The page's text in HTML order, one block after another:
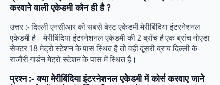
करवाने वाली एकेडमी कौन ही है ?
उत्तर :- दिल्ली एनसीआर की सबसे बेस्ट एकेडमी मेरीबिंदिया इंटरनेशनल
एकेडमी है। मेरीबिंदिया इंटरनेशनल एकेडमी की 2 ब्राँच है एक ब्रांच नोएडा
सेक्टर 18 मेट्रो स्टेशन के पास स्थित है तो वहीं दूसरी ब्रांच दिल्ली के
राजौरी गार्डन मेट्रो स्टेशन के पास में स्थित है।
प्रश्न :- क्या मेरीबिंदिया इंटरनेशनल एकेडमी में कोर्स करवाए जाने